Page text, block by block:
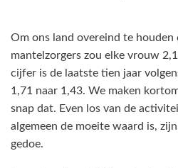
Om ons land overeind te houden
mantelzorgers zou elke vrouw
cijfer is de laatste tien jaar
1,71 naar 1,43. We maken
snap dat. Even los van de
algemeen de moeite waard is,
gedoe.